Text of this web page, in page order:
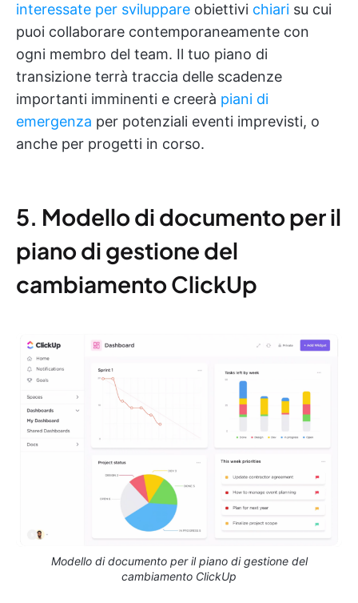
interessate per sviluppare obiettivi chiari su cui
puoi collaborare contemporaneamente con
ogni membro del team. Il tuo piano di
transizione terrà traccia delle scadenze
importanti imminenti e creerà piani di
emergenza per potenziali eventi imprevisti, o
anche per progetti in corso.
5. Modello di documento per il
piano di gestione del
cambiamento ClickUp
Modello di documento per il piano di gestione del
cambiamento ClickUp